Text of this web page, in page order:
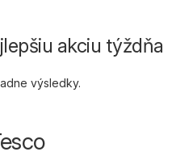
akciu týždňa
výsledky.